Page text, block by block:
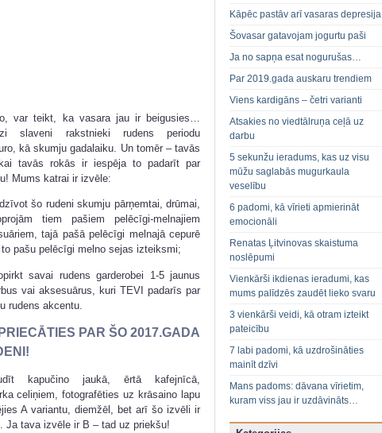
var teikt, ka vasara jau ir beigusies…
slaveni rakstnieki rudens periodu
kā skumju gadalaiku. Un tomēr – tavās
tavās rokās ir iespēja to padarīt par
Mums katrai ir izvēle:
šo rudeni skumju pārņemtai, drūmai,
tiem pašiem pelēcīgi-melnajiem
tajā pašā pelēcīgi melnajā cepurē
pašu pelēcīgi melno sejas izteiksmi;
savai rudens garderobei 1-5 jaunus
vai aksesuārus, kuri TEVI padarīs par
rudens akcentu.
PAR ŠO 2017.GADA
kapučino jaukā, ērtā kafejnīcā,
celiņiem, fotografēties uz krāsaino lapu
A variantu, diemžēl, bet arī šo izvēli ir
Ja tava izvēle ir B – tad uz priekšu!
Kāpēc pastāv arī vasaras depresija
Šovasar gatavojam jogurtu paši
Ja no sapņa esat nogurušas…
Par 2019.gada auskaru trendiem
Viens kardigāns – četri varianti
Atsakies no viedtālruņa ceļā uz
darbu
5 sekunžu ieradums, kas uz visu
mūžu saglabās mugurkaula
veselību
6 padomi, kā vīrieti apmierināt
emocionāli
Renatas Ļitvinovas skaistuma
noslēpumi
Vienkārši ikdienas ieradumi, kas
mums palīdzēs zaudēt lieko svaru
3 vienkārši veidi, kā otram izteikt
pateicību
7 labi padomi, kā uzdrošināties
mainīt dzīvi
Mans padoms: dāvana vīrietim,
kuram viss jau ir uzdāvināts…